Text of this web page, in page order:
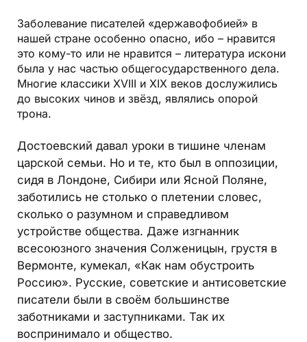
Заболевание писателей «державофобией» в
нашей стране особенно опасно, ибо – нравится
это кому-то или не нравится – литература искони
была у нас частью общегосударственного дела.
Многие классики XVIII и XIX веков дослужились
до высоких чинов и звёзд, являлись опорой
трона.
Достоевский давал уроки в тишине членам
царской семьи. Но и те, кто был в оппозиции,
сидя в Лондоне, Сибири или Ясной Поляне,
заботились не столько о плетении словес,
сколько о разумном и справедливом
устройстве общества. Даже изгнанник
всесоюзного значения Солженицын, грустя в
Вермонте, кумекал, «Как нам обустроить
Россию». Русские, советские и антисоветские
писатели были в своём большинстве
заботниками и заступниками. Так их
воспринимало и общество.